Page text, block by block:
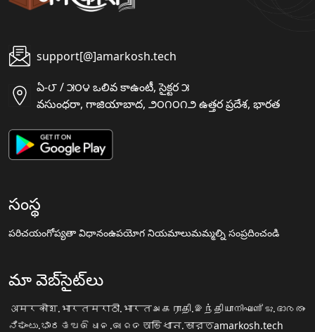
support[@]amarkosh.tech
ఏ-౮ / ౫౦౪ ఒలివ కాఉంటీ, సైక్టర ౫
వసుంధరా, గాజియాబాద, ౨౦౧౦౧౨ ఉత్తర ప్రదేశ, భారత
సంస్థ
పరిచయంగోప్యతా విధానంఉపయోగ నియమాలుమమ్మల్ని సంప్రదించండి
మా వెబ్‌సైట్‌లు
अमरकोश.भारतमराठी.भारतஅகராதி.இந்தியாനിഘണ്ടു.ഭാരതം
ನಿಘಂಟು.ಭಾರತ ଅଭିଧାନ.ଭାରତ অভিধান.ভারতamarkosh.tech